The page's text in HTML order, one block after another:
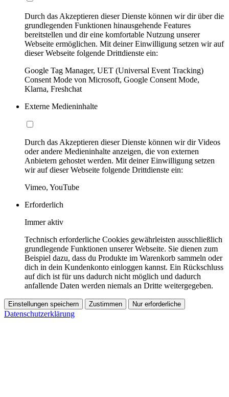
Durch das Akzeptieren dieser Dienste können wir dir über die
grundlegenden Funktionen hinausgehende Features
bereitstellen und dir eine komfortable Nutzung unserer
Webseite ermöglichen. Mit deiner Einwilligung setzen wir auf
dieser Webseite folgende Drittdienste ein:
Google Tag Manager, UET (Universal Event Tracking)
Consent Mode von Microsoft, Google Consent Mode,
Klarna, Freshchat
Externe Medieninhalte
Durch das Akzeptieren dieser Dienste können wir dir Videos
oder andere Medieninhalte anzeigen, die von externen
Anbietern gehostet werden. Mit deiner Einwilligung setzen
wir auf dieser Webseite folgende Drittdienste ein:
Vimeo, YouTube
Erforderlich
Immer aktiv
Technisch erforderliche Cookies gewährleisten ausschließlich
grundlegende Funktionen unserer Webseite. Sie dienen zum
Beispiel dazu, dass du Produkte im Warenkorb sammeln oder
dich in dein Kundenkonto einloggen kannst. Ein Rückschluss
auf dich ist für uns dadurch nicht möglich und dadurch
anfallende Daten werden niemals an Dritte weitergegeben.
Einstellungen speichern Zustimmen Nur erforderliche
Datenschutzerklärung